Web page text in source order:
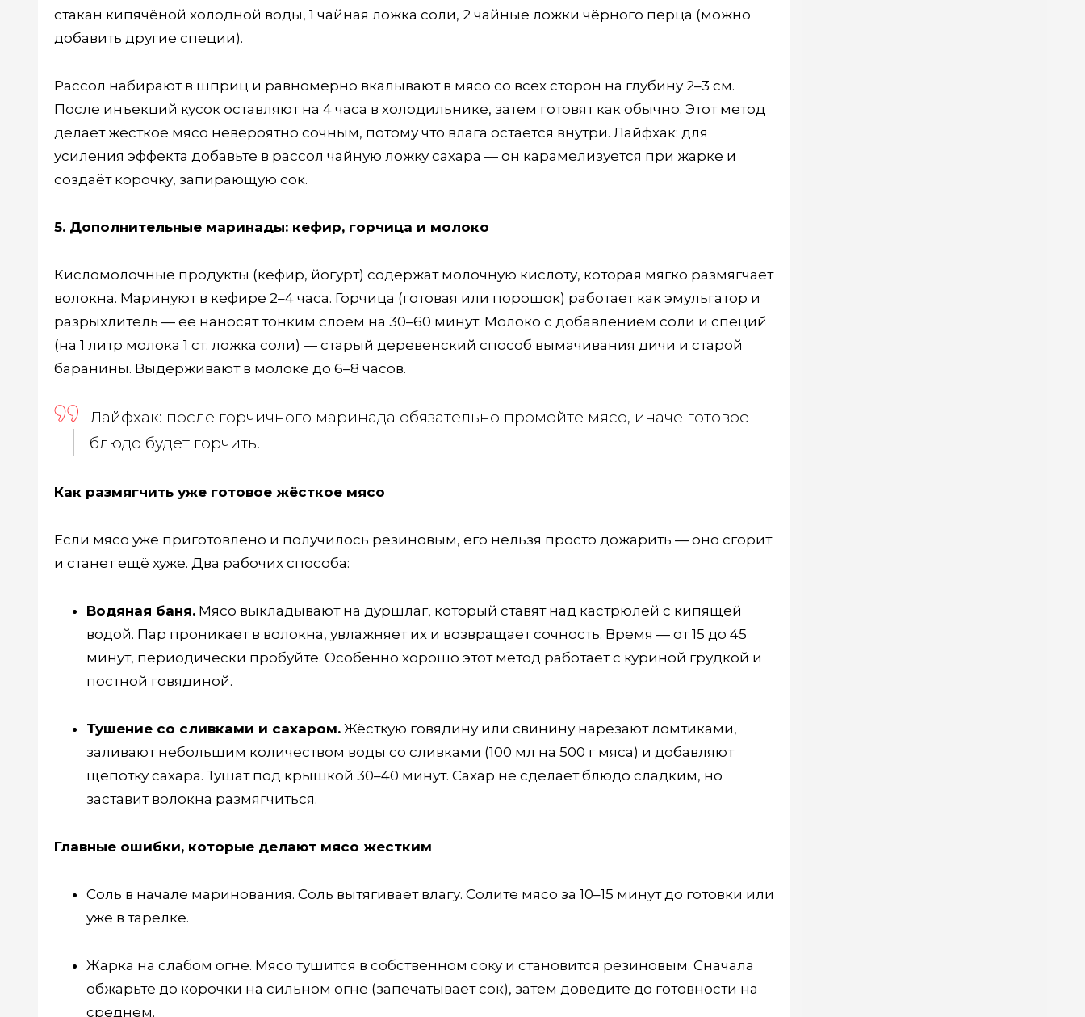
стакан кипячёной холодной воды, 1 чайная ложка соли, 2 чайные ложки чёрного перца (можно
добавить другие специи).
Рассол набирают в шприц и равномерно вкалывают в мясо со всех сторон на глубину 2–3 см.
После инъекций кусок оставляют на 4 часа в холодильнике, затем готовят как обычно. Этот метод
делает жёсткое мясо невероятно сочным, потому что влага остаётся внутри. Лайфхак: для
усиления эффекта добавьте в рассол чайную ложку сахара — он карамелизуется при жарке и
создаёт корочку, запирающую сок.
5. Дополнительные маринады: кефир, горчица и молоко
Кисломолочные продукты (кефир, йогурт) содержат молочную кислоту, которая мягко размягчает
волокна. Маринуют в кефире 2–4 часа. Горчица (готовая или порошок) работает как эмульгатор и
разрыхлитель — её наносят тонким слоем на 30–60 минут. Молоко с добавлением соли и специй
(на 1 литр молока 1 ст. ложка соли) — старый деревенский способ вымачивания дичи и старой
баранины. Выдерживают в молоке до 6–8 часов.
Лайфхак: после горчичного маринада обязательно промойте мясо, иначе готовое
блюдо будет горчить.
Как размягчить уже готовое жёсткое мясо
Если мясо уже приготовлено и получилось резиновым, его нельзя просто дожарить — оно сгорит
и станет ещё хуже. Два рабочих способа:
Водяная баня. Мясо выкладывают на дуршлаг, который ставят над кастрюлей с кипящей
водой. Пар проникает в волокна, увлажняет их и возвращает сочность. Время — от 15 до 45
минут, периодически пробуйте. Особенно хорошо этот метод работает с куриной грудкой и
постной говядиной.
Тушение со сливками и сахаром. Жёсткую говядину или свинину нарезают ломтиками,
заливают небольшим количеством воды со сливками (100 мл на 500 г мяса) и добавляют
щепотку сахара. Тушат под крышкой 30–40 минут. Сахар не сделает блюдо сладким, но
заставит волокна размягчиться.
Главные ошибки, которые делают мясо жестким
Соль в начале маринования. Соль вытягивает влагу. Солите мясо за 10–15 минут до готовки или
уже в тарелке.
Жарка на слабом огне. Мясо тушится в собственном соку и становится резиновым. Сначала
обжарьте до корочки на сильном огне (запечатывает сок), затем доведите до готовности на
среднем.